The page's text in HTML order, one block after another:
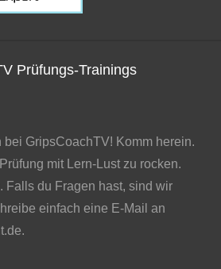
Prüfungs-Trainings
bei GripsCoachTV! Komm herein.
mit Lern-Lust zu rocken.
Falls du Fragen hast, sind wir
einfach eine E-Mail an